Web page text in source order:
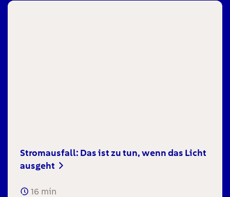
Stromausfall: Das ist zu tun, wenn das Licht
ausgeht
16 min